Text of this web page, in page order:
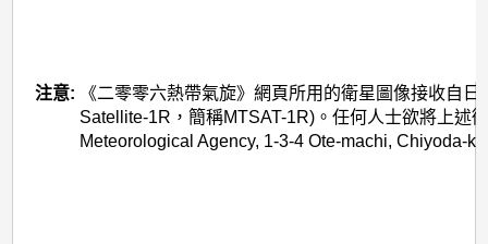
注意:
《二零零六熱帶氣旋》網頁所用的衛星圖像接收自
Satellite-1R，簡稱MTSAT-1R)。任何人士欲將上述
Meteorological Agency, 1-3-4 Ote-machi, Chiyoda-